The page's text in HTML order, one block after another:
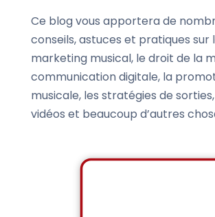
Ce blog vous apportera de
conseils, astuces et pratiques sur
marketing musical, le droit de la
communication digitale, la
musicale, les stratégies de
vidéos et beaucoup d’autres